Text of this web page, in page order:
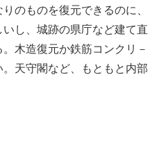
のものを復元できるのに、
し、城跡の県庁など建て直
木造復元か鉄筋コンクリ－
天守閣など、もともと内部